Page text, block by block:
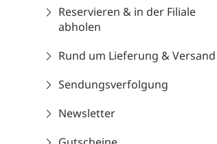
Reservieren & in der Filiale
abholen
Rund um Lieferung & Versand
Sendungsverfolgung
Newsletter